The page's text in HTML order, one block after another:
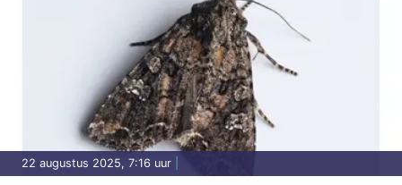
22 augustus 2025, 7:16 uur